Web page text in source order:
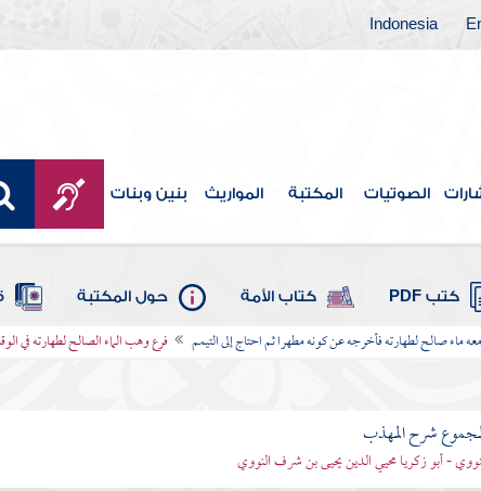
Indonesia
الصوتيات المكتبة المواريث بنين وبنات
كتب PDF كتاب الأمة حول المكتبة
ماء صالح لطهارته فأخرجه عن كونه مطهرا ثم احتاج إلى التيمم فرع وهب الماء الصالح لطهارته في
شرح المهذب
- أبو زكريا محيي الدين يحيى بن شرف النووي